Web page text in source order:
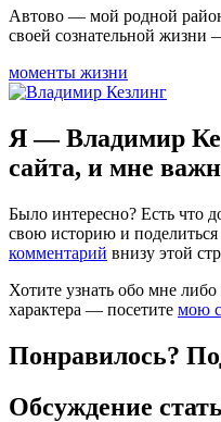
Автово — мой родной
своей сознательной жизни
моменты жизни
Я — Владимир
сайта, и мне
Было интересно? Есть что
свою историю и
комментарий внизу этой
Хотите узнать обо мне
характера — посетите мою
Понравилось?
Обсуждение